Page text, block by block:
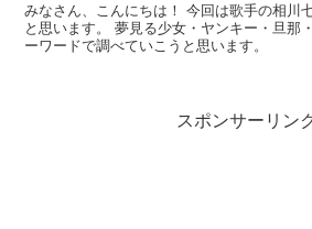
みなさん、こんにちは！ 今回は歌手の相川
と思います。 夢見る少女・ヤンキー・旦
ーワードで調べていこうと思います。
スポンサーリン